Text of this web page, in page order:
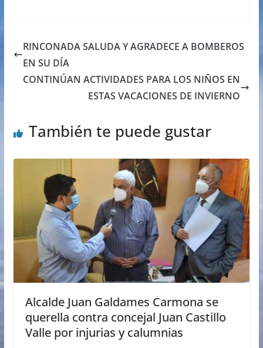
RINCONADA SALUDA Y AGRADECE A BOMBEROS
EN SU DÍA
CONTINÚAN ACTIVIDADES PARA LOS NIÑOS EN
ESTAS VACACIONES DE INVIERNO
También te puede gustar
Alcalde Juan Galdames Carmona se
querella contra concejal Juan Castillo
Valle por injurias y calumnias